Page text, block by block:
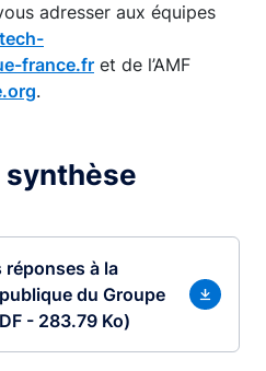
adresser aux équipes
france.fr et de l’AMF
.
synthèse
réponses à la
du Groupe
- 283.79 Ko)